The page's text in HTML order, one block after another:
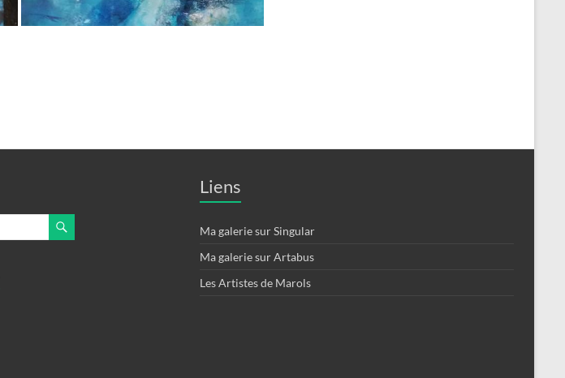
Liens
Ma galerie sur Singular
Ma galerie sur Artabus
Les Artistes de Marols